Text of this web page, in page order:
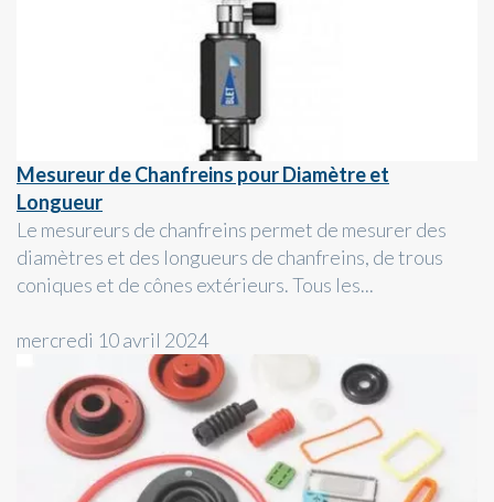
Mesureur de Chanfreins pour Diamètre et
Longueur
Le mesureurs de chanfreins permet de mesurer des
diamètres et des longueurs de chanfreins, de trous
coniques et de cônes extérieurs. Tous les...
mercredi 10 avril 2024